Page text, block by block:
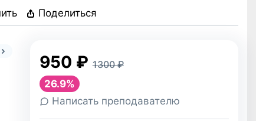
Поделиться
950 ₽1300₽
26.9%
Написать преподавателю